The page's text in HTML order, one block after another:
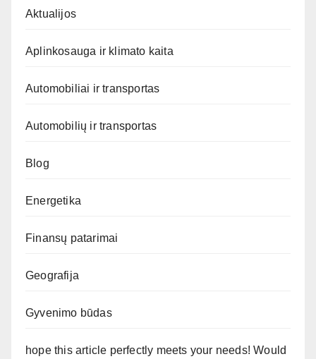
Aktualijos
Aplinkosauga ir klimato kaita
Automobiliai ir transportas
Automobilių ir transportas
Blog
Energetika
Finansų patarimai
Geografija
Gyvenimo būdas
hope this article perfectly meets your needs! Would